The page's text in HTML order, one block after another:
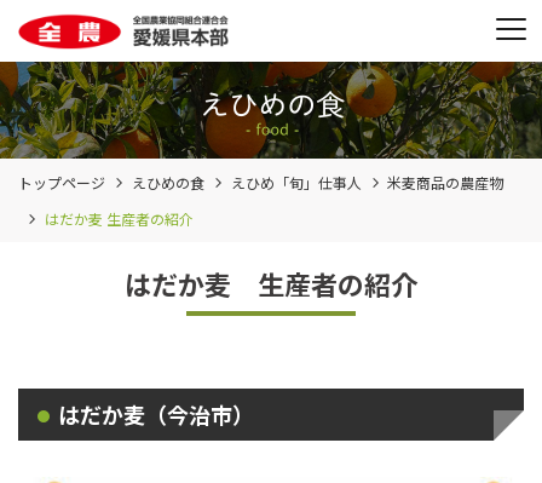
トップページ えひめの食 えひめ「旬」仕事人
米麦商品の農産物
はだか麦 生産者の紹介
はだか麦 生産者の紹介
はだか麦（今治市）